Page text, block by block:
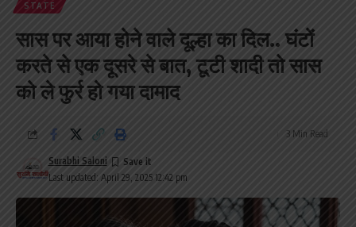
STATE
सास पर आया होने वाले दूल्हा का दिल.. घंटों
करते से एक दूसरे से बात, टूटी शादी तो सास
को ले फुर्र हो गया दामाद
Last updated: April 29, 2025 12:42 pm
Surabhi Saloni
3 Min Read